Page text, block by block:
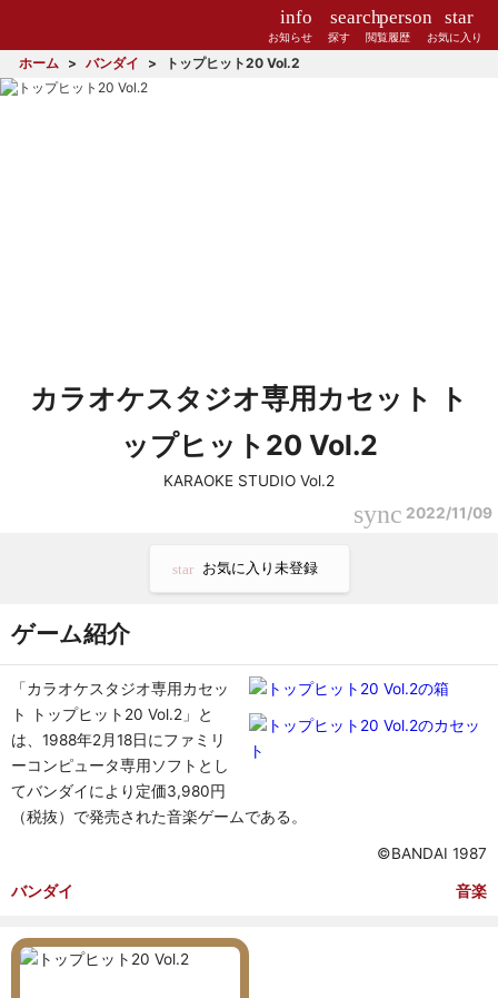
info
お知らせ
search
探す
person
閲覧履歴
star
お気に入り
ホーム バンダイ トップヒット20 Vol.2
カラオケスタジオ専用カセット ト
ップヒット20 Vol.2
KARAOKE STUDIO Vol.2
sync 2022/11/09
star お気に入り未登録
ゲーム紹介
「カラオケスタジオ専用カセッ
ト トップヒット20 Vol.2」と
は、1988年2月18日にファミリ
ーコンピュータ専用ソフトとし
てバンダイにより定価3,980円
（税抜）で発売された音楽ゲームである。
©BANDAI 1987
バンダイ 音楽